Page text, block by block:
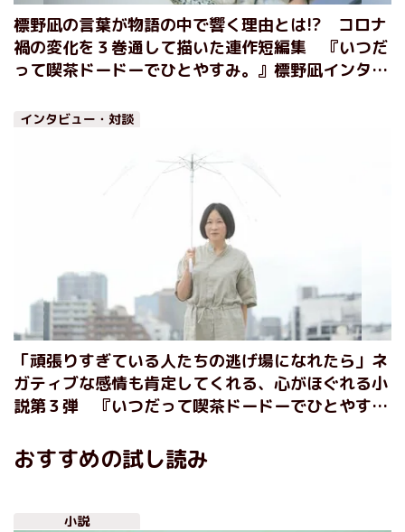
標野凪の言葉が物語の中で響く理由とは!? コロナ
禍の変化を３巻通して描いた連作短編集 『いつだ
って喫茶ドードーでひとやすみ。』標野凪インタビ
インタビュー・対談
「頑張りすぎている人たちの逃げ場になれたら」ネ
ガティブな感情も肯定してくれる、心がほぐれる小
説第３弾 『いつだって喫茶ドードーでひとやす
おすすめの試し読み
小説